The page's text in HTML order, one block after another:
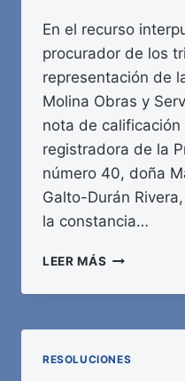
En el recurso
procurador de los
representación de
Molina Obras y
nota de
registradora de la
número 40, doña
Galto-Durán
la constancia…
LEER MÁS AGENCIA
BOLETÍN
DEL
RESOLUCIONES